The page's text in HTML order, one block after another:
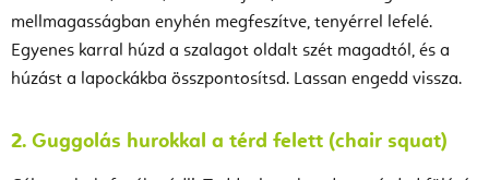
mellmagasságban enyhén megfeszítve, tenyérrel lefelé.
Egyenes karral húzd a szalagot oldalt szét magadtól, és a
húzást a lapockákba összpontosítsd. Lassan engedd vissza.
2. Guggolás hurokkal a térd felett (chair squat)